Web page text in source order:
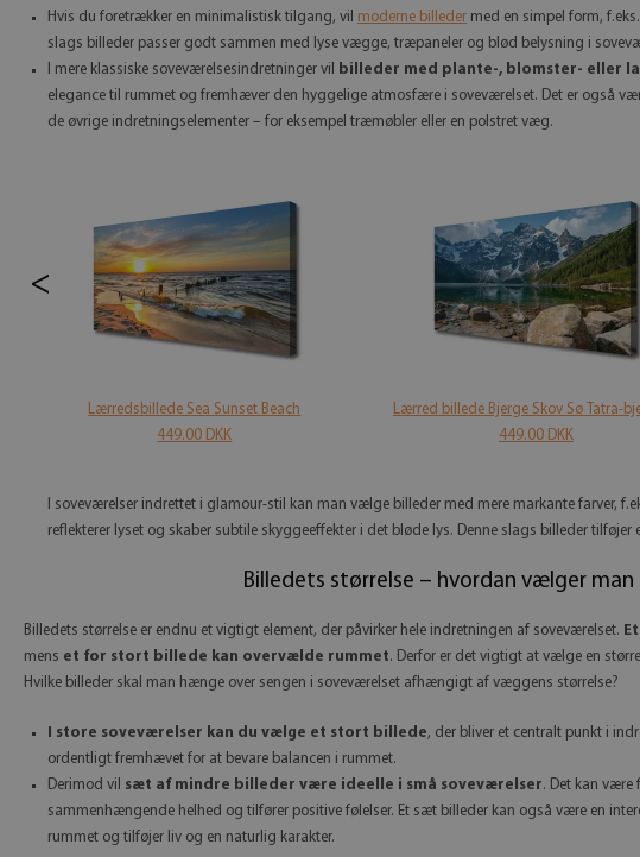
Hvis du foretrækker en minimalistisk tilgang, vil moderne billeder med en simpel form,
slags billeder passer godt sammen med lyse vægge, træpaneler og blød belysning i
I mere klassiske soveværelsesindretninger vil
billeder med plante-, blomster- eller
elegance til rummet og fremhæver den hyggelige atmosfære i soveværelset. Det er også
de øvrige indretningselementer – for eksempel træmøbler eller en polstret væg.
Lærredsbillede Sea Sunset Beach
449.00 DKK
Lærred billede Bjerge Skov Sø Tatra-
449.00 DKK
<
I soveværelser indrettet i glamour-stil kan man vælge billeder med mere markante farver,
reflekterer lyset og skaber subtile skyggeeffekter i det bløde lys. Denne slags billeder
Billedets størrelse – hvordan vælger
Billedets størrelse er endnu et vigtigt element, der påvirker hele indretningen af soveværelset.
mens et for stort billede kan overvælde rummet. Derfor er det vigtigt at vælge en
Hvilke billeder skal man hænge over sengen i soveværelset afhængigt af væggens størrelse?
I store soveværelser kan du vælge et stort billede, der bliver et centralt punkt i
ordentligt fremhævet for at bevare balancen i rummet.
Derimod vil sæt af mindre billeder være ideelle i små soveværelser. Det kan være
sammenhængende helhed og tilfører positive følelser. Et sæt billeder kan også være en
rummet og tilføjer liv og en naturlig karakter.